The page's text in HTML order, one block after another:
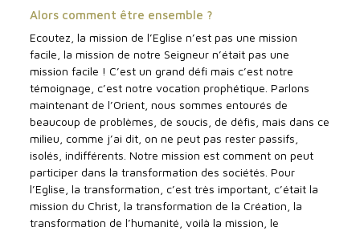
Alors comment être ensemble ?
Ecoutez, la mission de l’Eglise n’est pas une mission
facile, la mission de notre Seigneur n’était pas une
mission facile ! C’est un grand défi mais c’est notre
témoignage, c’est notre vocation prophétique. Parlons
maintenant de l’Orient, nous sommes entourés de
beaucoup de problèmes, de soucis, de défis, mais dans ce
milieu, comme j’ai dit, on ne peut pas rester passifs,
isolés, indifférents. Notre mission est comment on peut
participer dans la transformation des sociétés. Pour
l’Eglise, la transformation, c’est très important, c’était la
mission du Christ, la transformation de la Création, la
transformation de l’humanité, voilà la mission, le